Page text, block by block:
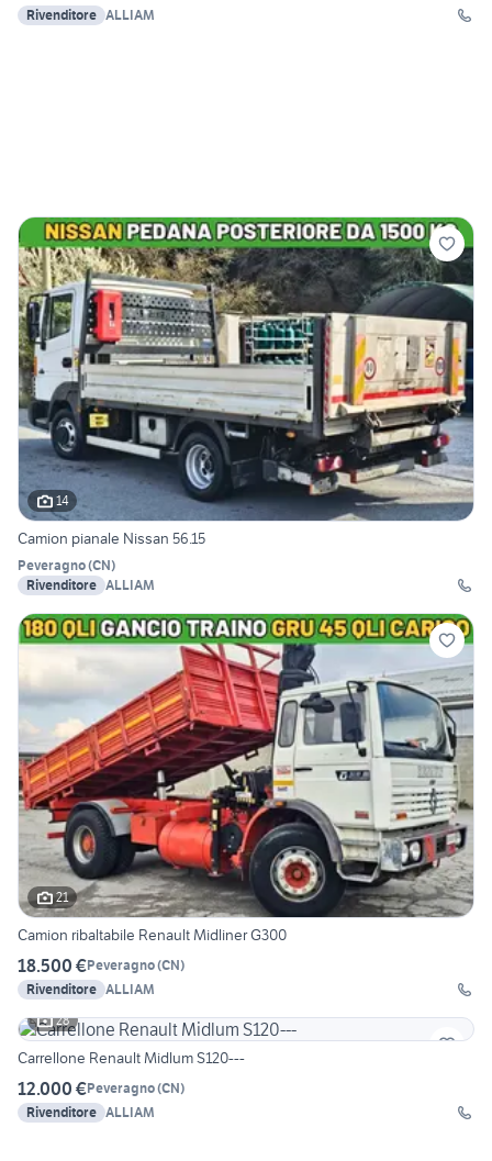
Rivenditore ALLIAM
14
Camion pianale Nissan 56.15
Peveragno(CN)
Rivenditore ALLIAM
21
Camion ribaltabile Renault Midliner G300
18.500 €Peveragno(CN)
Rivenditore ALLIAM
28
Carrellone Renault Midlum S120---
12.000 €Peveragno(CN)
Rivenditore ALLIAM